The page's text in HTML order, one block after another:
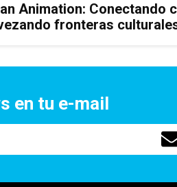
Animation: Conectando
fronteras
en tu e-mail